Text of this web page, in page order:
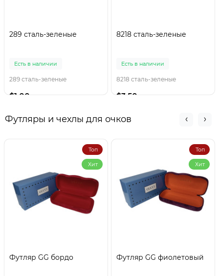
289 сталь-зеленые
Есть в наличии
289 сталь-зеленые
$1.00
8218 сталь-зеленые
Есть в наличии
8218 сталь-зеленые
$3.50
Футляры и чехлы для очков
Топ
Хит
Футляр GG бордо
Топ
Хит
Футляр GG фиолетовый